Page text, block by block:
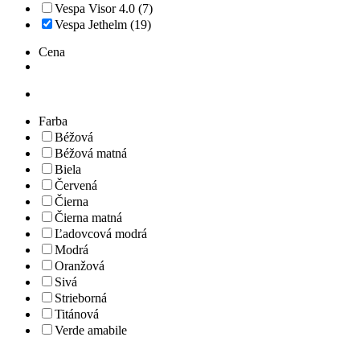
Vespa Visor 4.0 (7)
Vespa Jethelm (19)
Cena
Farba
Béžová
Béžová matná
Biela
Červená
Čierna
Čierna matná
Ľadovcová modrá
Modrá
Oranžová
Sivá
Strieborná
Titánová
Verde amabile